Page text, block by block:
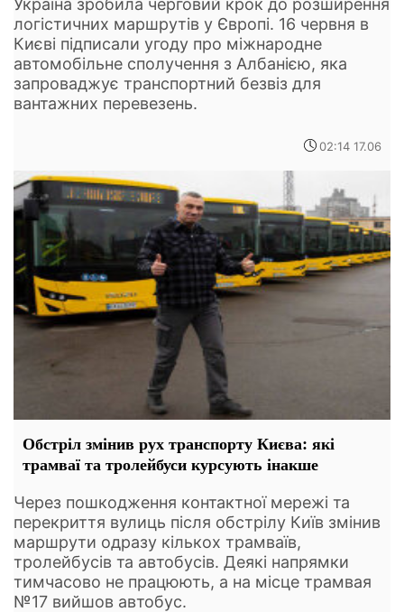
Україна зробила черговий крок до розширення
логістичних маршрутів у Європі. 16 червня в
Києві підписали угоду про міжнародне
автомобільне сполучення з Албанією, яка
запроваджує транспортний безвіз для
вантажних перевезень.
02:14 17.06
Обстріл змінив рух транспорту Києва: які
трамваї та тролейбуси курсують інакше
Через пошкодження контактної мережі та
перекриття вулиць після обстрілу Київ змінив
маршрути одразу кількох трамваїв,
тролейбусів та автобусів. Деякі напрямки
тимчасово не працюють, а на місце трамвая
№17 вийшов автобус.